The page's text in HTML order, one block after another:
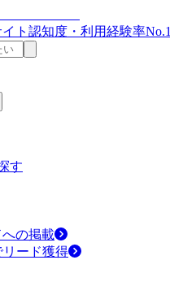
ト 認知度・利用経験率No.1
す
の掲載
リード獲得